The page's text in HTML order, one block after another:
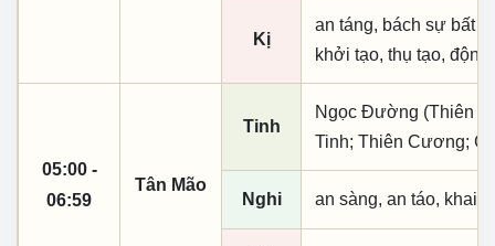
Kị
an táng, bách sự bất
khởi tạo, thụ tạo, động
05:00 -
06:59
Tân Mão
Tinh
Ngọc Đường (Thiên
Tinh; Thiên Cương;
Nghi an sàng, an táo, khai